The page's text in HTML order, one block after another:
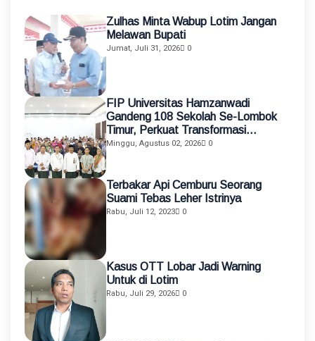
Zulhas Minta Wabup Lotim Jangan
Melawan Bupati
Jumat, Juli 31, 2026 0
FIP Universitas Hamzanwadi
Gandeng 108 Sekolah Se-Lombok
Timur, Perkuat Transformasi
Pendidikan melalui Asistensi
Minggu, Agustus 02, 2026 0
Terbakar Api Cemburu Seorang
Suami Tebas Leher Istrinya
Rabu, Juli 12, 2023 0
Kasus OTT Lobar Jadi Warning
Untuk di Lotim
Rabu, Juli 29, 2026 0